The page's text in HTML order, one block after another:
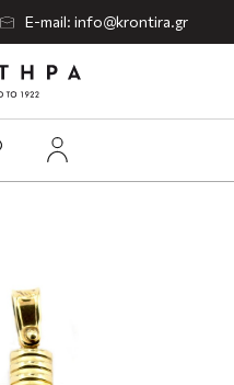
E-mail: info@krontira.gr